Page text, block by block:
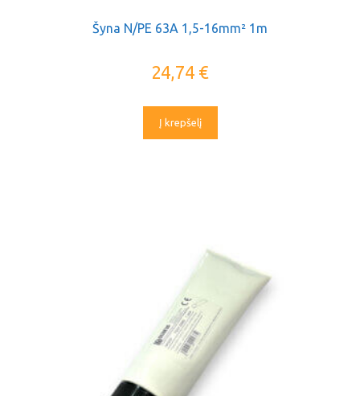
Šyna N/PE 63A 1,5-16mm² 1m
24,74 €
Į krepšelį